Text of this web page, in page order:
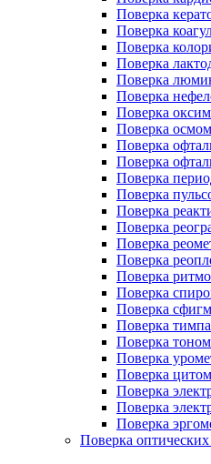
Поверка
Поверка
Поверка
Поверка
Поверка
Поверка
Поверка
Поверка
Поверка
Поверка
Поверка
Поверка
Поверка
Поверка
Поверка
Поверка
Поверка
Поверка
Поверка
Поверка
Поверка
Поверка
Поверка
Поверка
Поверка
Поверка
Поверка